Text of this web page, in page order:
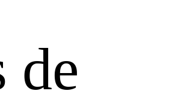
de